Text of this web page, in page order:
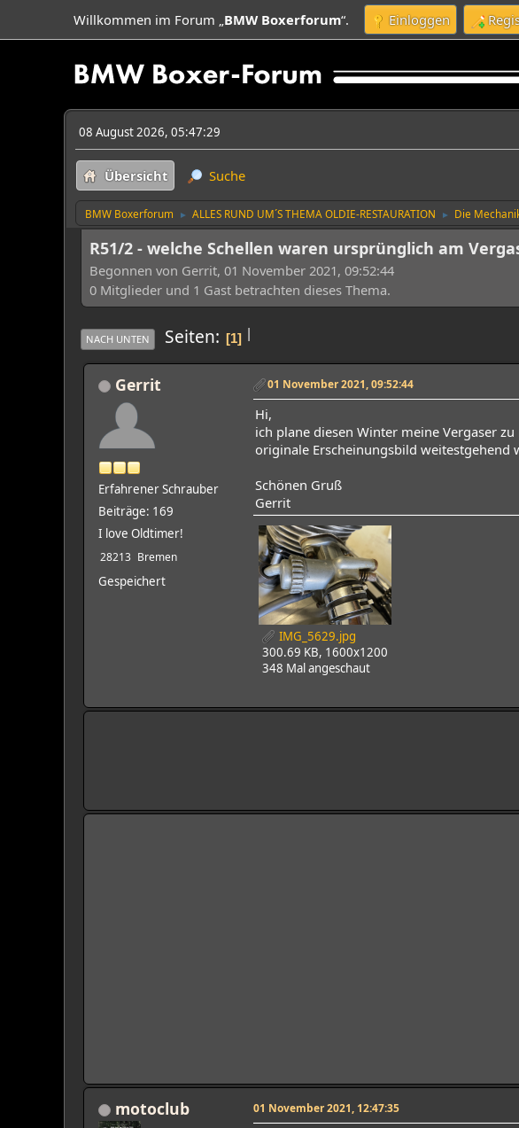
Willkommen im Forum „BMW Boxerforum“. Einloggen
08 August 2026, 05:47:29
Übersicht Suche
BMW Boxerforum ► ALLES RUND UM´S THEMA OLDIE-RESTAURATION ► Die
R51/2 - welche Schellen waren ursprünglich am
Begonnen von Gerrit, 01 November 2021, 09:52:44
0 Mitglieder und 1 Gast betrachten dieses Thema.
|
NACH UNTEN Seiten 1
Gerrit
Erfahrener Schrauber
Beiträge: 169
I love Oldtimer!
28213 Bremen
Gespeichert
01 November 2021, 09:52:44
Hi,
ich plane diesen Winter meine Vergaser
originale Erscheinungsbild weitestgehend
Schönen Gruß
Gerrit
IMG_5629.jpg
300.69 KB, 1600x1200
348 Mal angeschaut
motoclub 01 November 2021, 12:47:35